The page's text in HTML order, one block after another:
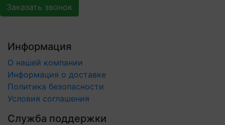
Заказать звонок
Информация
О нашей компании
Информация о доставке
Политика безопасности
Условия соглашения
Служба поддержки